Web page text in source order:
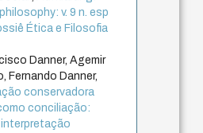
v. 9 n. esp
Ética e Filosofia
Danner, Agemir
Fernando Danner,
conservadora
conciliação: